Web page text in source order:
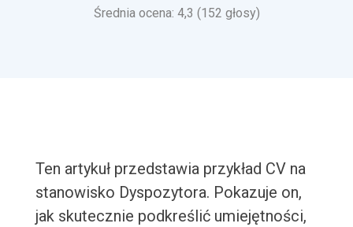
Średnia ocena: 4,3 (152 głosy)
Ten artykuł przedstawia przykład CV na
stanowisko Dyspozytora. Pokazuje on,
jak skutecznie podkreślić umiejętności,